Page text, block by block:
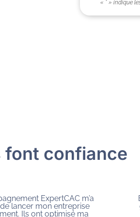
« * » indique
font confiance
a optimisé ma rentabilité en
la fiscalité et en
conseils adaptés à mes